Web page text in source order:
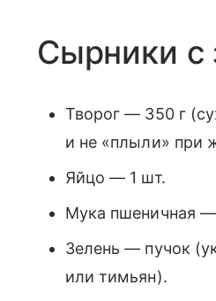
Сырники с
Творог — 350 г
и не «плыли» при
Яйцо — 1 шт.
Мука пшеничная —
Зелень — пучок
или тимьян).